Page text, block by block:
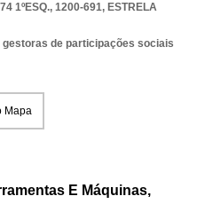
1ºESQ., 1200-691, ESTRELA
de participações sociais
Mapa
E Máquinas,